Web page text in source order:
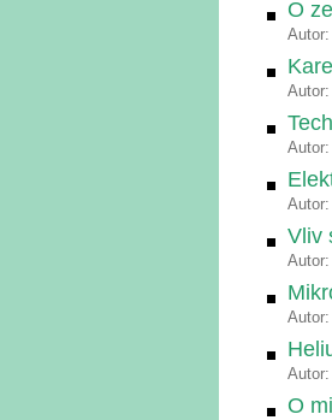
O
Autor:
Autor:
Autor:
Autor:
Vliv
Autor:
Autor:
Autor:
O